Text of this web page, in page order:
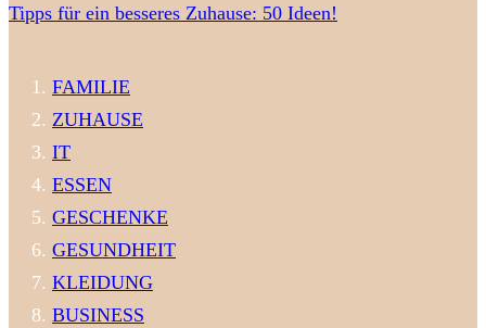
Tipps für ein besseres Zuhause: 50 Ideen!
FAMILIE
ZUHAUSE
IT
ESSEN
GESCHENKE
GESUNDHEIT
KLEIDUNG
BUSINESS